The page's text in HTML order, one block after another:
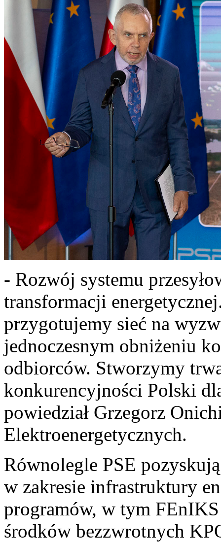
- Rozwój systemu
transformacji
przygotujemy sieć na
jednoczesnym obniżeniu
odbiorców. Stworzymy
konkurencyjności Polski
powiedział Grzegorz
Elektroenergetycznych.
Równolegle PSE
w zakresie infrastruktury
programów, w tym
środków bezzwrotnych